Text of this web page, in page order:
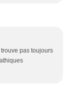
pas toujours